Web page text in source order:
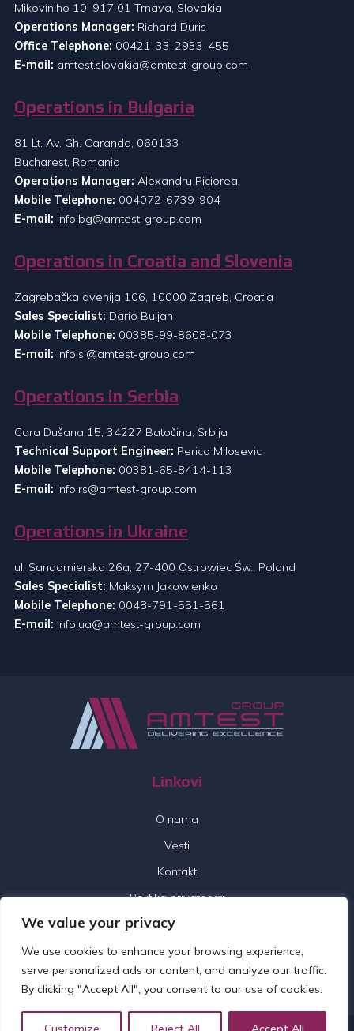
We value your privacy
We use cookies to enhance your browsing experience,
serve personalized ads or content, and analyze our traffic.
By clicking "Accept All", you consent to our use of cookies.
Mikoviniho 10, 917 01 Trnava, Slovakia
Operations Manager: Richard Duris
Office Telephone: 00421-33-2933-455
E-mail: amtest.slovakia@amtest-group.com
Operations in Bulgaria
81 Lt. Av. Gh. Caranda, 060133
Bucharest, Romania
Operations Manager: Alexandru Piciorea
Mobile Telephone: 004072-6739-904
E-mail: info.bg@amtest-group.com
Operations in Croatia and Slovenia
Zagrebačka avenija 106, 10000 Zagreb, Croatia
Sales Specialist: Dario Buljan
Mobile Telephone: 00385-99-8608-073
E-mail: info.si@amtest-group.com
Operations in Serbia
Cara Dušana 15, 34227 Batočina, Srbija
Technical Support Engineer: Perica Milosevic
Mobile Telephone: 00381-65-8414-113
E-mail: info.rs@amtest-group.com
Operations in Ukraine
ul. Sandomierska 26a, 27-400 Ostrowiec Św., Poland
Sales Specialist: Maksym Jakowienko
Mobile Telephone: 0048-791-551-561
E-mail: info.ua@amtest-group.com
Linkovi
O nama
Vesti
Kontakt
Politika privatnosti